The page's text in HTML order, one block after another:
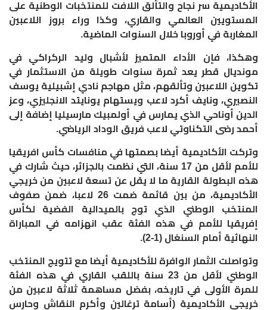
الأكاديمية سر نجاح والتألق اللافت للمنتخبات الوطنية على
المستويين العالمي والقاري، وكذا وراء بروز اللاعبين
المغاربة في أوروبا خلال السنوات الماضية.
وهكذا، فإن الأداء المتميز لأشبال وليد الركراكي في
مونديال قطر يعد ثمرة سنوات طويلة من الاستثمار في
تكوين اللاعبين وتألقهم، مثل مهاجم نادي إشبيلية يوسف
النصيري، ونايف أكرد لاعب ويستهام يونايتد الانجليزي، وعز
الدين أوناحي الذي يمارس في أولمبيك مارسيليا إضافة إلى
أحمد رضى التكناوتي لاعب فريق الوداد الرياضي.
وتركت الأكاديمية أيضا بصمتها في منافسات كأس افريقيا
للأمم لأقل من 17 سنة، التي نظمت بالجزائر، حيث شارك في
هذه البطولة القارية ما لا يقل عن تسعة لاعبين من خريجي
الأكاديمية، من بين قائمة ضمت 26 لاعبا، ضمن صفوف
المنتخب الوطني الذي توج بالميدالية الفضية لكأس
إفريقيا للأمم في هذه الفئة عقب انهزامه في المباراة
النهائية أمام السنغال (1-2
).
وتواصلت الثمار الوافرة للأكاديمية أيضا مع تتويج المنتخب
الوطني لأقل من 23 سنة باللقب القاري في هذه الفئة
للمرة الأولى في تاريخه، بفضل مساهمة ثلاثة لاعبين من
خريجي الأكاديمية (أسامة ترغالين وأكرم النقاش وحارس